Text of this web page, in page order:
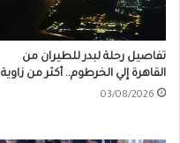
تفاصيل رحلة لبدر للطيران من
القاهرة إلي الخرطوم.. أكثر من زاوية
03/08/2026